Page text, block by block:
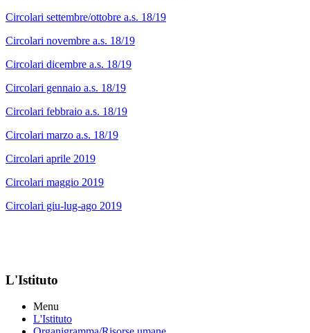
Circolari settembre/ottobre a.s. 18/19
Circolari novembre a.s. 18/19
Circolari dicembre a.s. 18/19
Circolari gennaio a.s. 18/19
Circolari febbraio a.s. 18/19
Circolari marzo a.s. 18/19
Circolari aprile 2019
Circolari maggio 2019
Circolari giu-lug-ago 2019
L'Istituto
Menu
L'Istituto